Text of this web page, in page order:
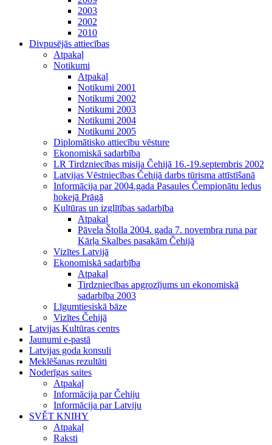
2003
2002
2010
Divpusējās attiecības
Atpakaļ
Notikumi
Atpakaļ
Notikumi 2001
Notikumi 2002
Notikumi 2003
Notikumi 2004
Notikumi 2005
Diplomātisko attiecību vēsture
Ekonomiskā sadarbība
LR Tirdzniecības misija Čehijā 16.-19.septembris 2002
Latvijas Vēstniecības Čehijā darbs tūrisma attīstīšanā
Informācija par 2004.gada Pasaules Čempionātu ledus
hokejā Prāgā
Kultūras un izglītības sadarbība
Atpakaļ
Pāvela Štolla 2004. gada 7. novembra runa par
Kārļa Skalbes pasakām Čehijā
Vizītes Latvijā
Ekonomiskā sadarbība
Atpakaļ
Tirdzniecības apgrozījums un ekonomiskā
sadarbība 2003
Līgumtiesiskā bāze
Vizītes Čehijā
Latvijas Kultūras centrs
Jaunumi e-pastā
Latvijas goda konsuli
Meklēšanas rezultāti
Noderīgas saites
Atpakaļ
Informācija par Čehiju
Informācija par Latviju
SVĚT KNIHY
Atpakaļ
Raksti